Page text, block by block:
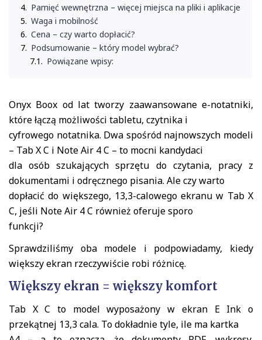
Pamięć wewnętrzna – więcej miejsca na pliki i aplikacje
Waga i mobilność
Cena – czy warto dopłacić?
Podsumowanie – który model wybrać?
Powiązane wpisy:
Onyx Boox od lat tworzy zaawansowane e-notatniki,
które łączą możliwości tabletu, czytnika i
cyfrowego notatnika. Dwa spośród najnowszych modeli
– Tab X C i Note Air 4 C – to mocni kandydaci
dla osób szukających sprzętu do czytania, pracy z
dokumentami i odręcznego pisania. Ale czy warto
dopłacić do większego, 13,3-calowego ekranu w Tab X
C, jeśli Note Air 4 C również oferuje sporo
funkcji?
Sprawdziliśmy oba modele i podpowiadamy, kiedy
większy ekran rzeczywiście robi różnicę.
Większy ekran = większy komfort
Tab X C to model wyposażony w ekran E Ink o
przekątnej 13,3 cala. To dokładnie tyle, ile ma kartka